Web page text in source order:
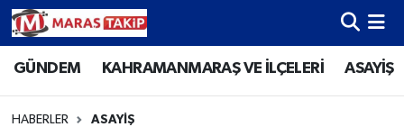
GÜNDEM KAHRAMANMARAŞ VE İLÇELERİ ASAYİŞ
HABERLER ASAYİŞ
Kahramanmaraş Nöbetçi Eczaneler
Kahramanmaraş Hava Durumu